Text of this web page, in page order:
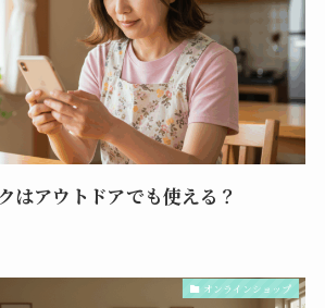
アウトドアでも使える？
オンラインショップ